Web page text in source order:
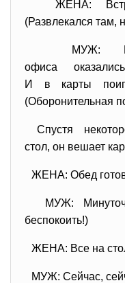
ЖЕНА:
(Развлекался там,
МУЖ:
офиса
И в карты
(Оборонительная
Спустя
стол, он вешает
ЖЕНА: Обед
МУЖ:
беспокоить!)
ЖЕНА: Все на
МУЖ: Сейчас,